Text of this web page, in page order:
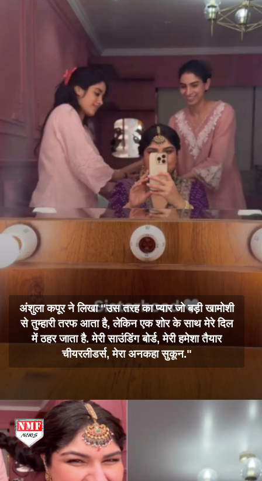
अंशुला कपूर ने लिखा "उस तरह का प्यार जो बड़ी खामोशी
से तुम्हारी तरफ आता है, लेकिन एक शोर के साथ मेरे दिल
में ठहर जाता है. मेरी साउंडिंग बोर्ड, मेरी हमेशा तैयार
चीयरलीडर्स, मेरा अनकहा सुकून."